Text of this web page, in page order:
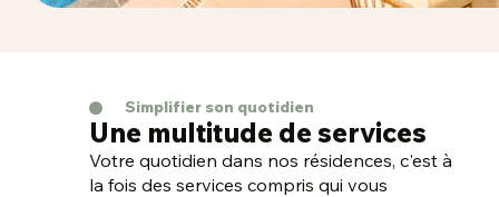
Simplifier son quotidien
Une multitude de services
Votre quotidien dans nos résidences, c'est à
la fois des services compris qui vous